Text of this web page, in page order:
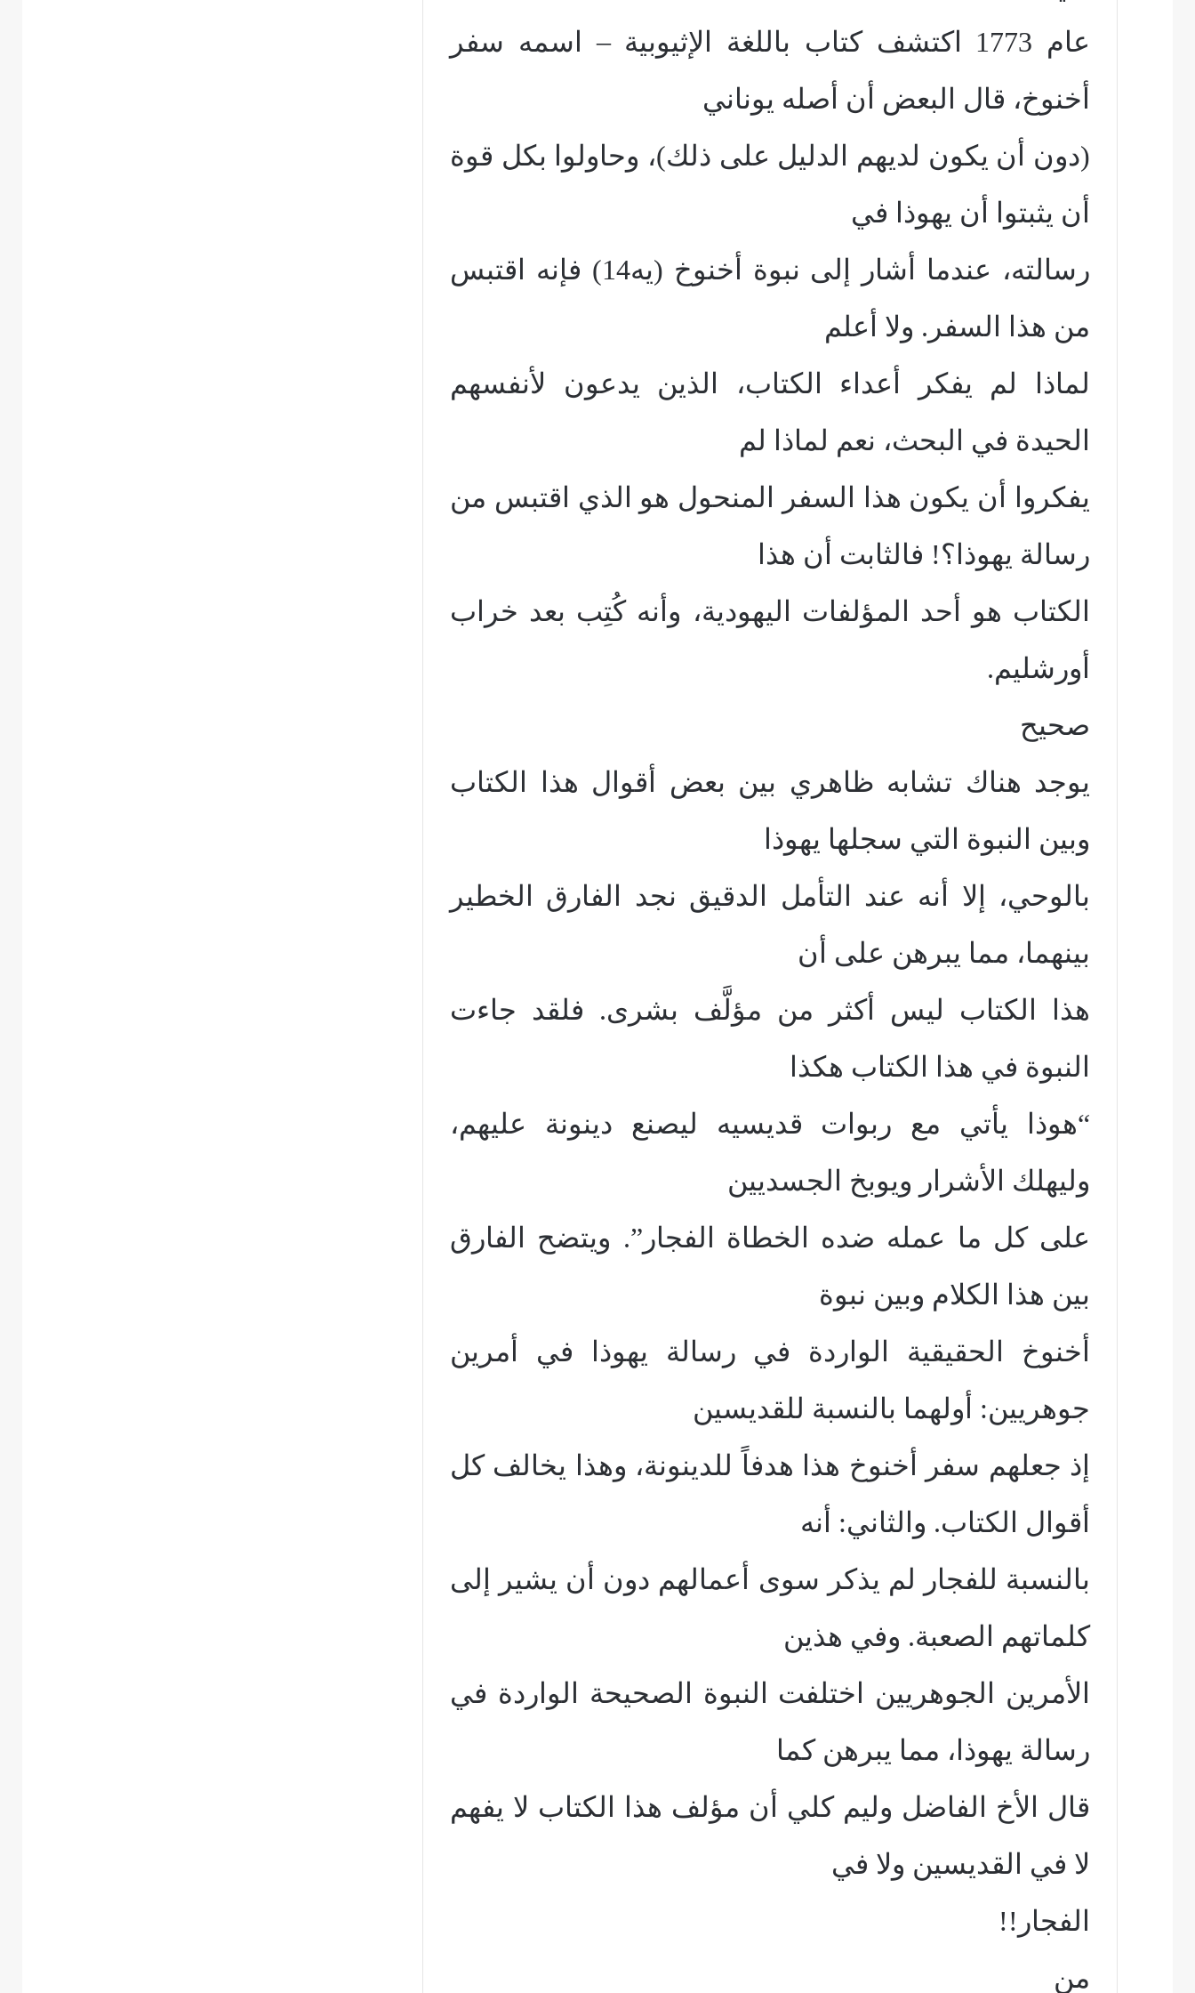
عام 1773 اكتشف كتاب باللغة الإثيوبية – اسمه سفر
أخنوخ، قال البعض أن أصله يوناني
(دون أن يكون لديهم الدليل على ذلك)، وحاولوا بكل قوة
أن يثبتوا أن يهوذا في
رسالته، عندما أشار إلى نبوة أخنوخ (يه14) فإنه اقتبس
من هذا السفر. ولا أعلم
لماذا لم يفكر أعداء الكتاب، الذين يدعون لأنفسهم
الحيدة في البحث، نعم لماذا لم
يفكروا أن يكون هذا السفر المنحول هو الذي اقتبس من
رسالة يهوذا؟! فالثابت أن هذا
الكتاب هو أحد المؤلفات اليهودية، وأنه كُتِب بعد خراب
أورشليم.
صحيح
يوجد هناك تشابه ظاهري بين بعض أقوال هذا الكتاب
وبين النبوة التي سجلها يهوذا
بالوحي، إلا أنه عند التأمل الدقيق نجد الفارق الخطير
بينهما، مما يبرهن على أن
هذا الكتاب ليس أكثر من مؤلَّف بشرى. فلقد جاءت
النبوة في هذا الكتاب هكذا
“هوذا يأتي مع ربوات قديسيه ليصنع دينونة عليهم،
وليهلك الأشرار ويوبخ الجسديين
على كل ما عمله ضده الخطاة الفجار”. ويتضح الفارق
بين هذا الكلام وبين نبوة
أخنوخ الحقيقية الواردة في رسالة يهوذا في أمرين
جوهريين: أولهما بالنسبة للقديسين
إذ جعلهم سفر أخنوخ هذا هدفاً للدينونة، وهذا يخالف كل
أقوال الكتاب. والثاني: أنه
بالنسبة للفجار لم يذكر سوى أعمالهم دون أن يشير إلى
كلماتهم الصعبة. وفي هذين
الأمرين الجوهريين اختلفت النبوة الصحيحة الواردة في
رسالة يهوذا، مما يبرهن كما
قال الأخ الفاضل وليم كلي أن مؤلف هذا الكتاب لا يفهم
لا في القديسين ولا في
الفجار!!
من